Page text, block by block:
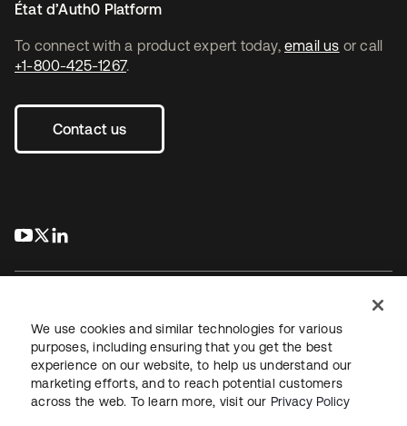
To connect with a product expert today, email us or call
+1-800-425-1267.
Contact us
s’ouvre dans un nouvel onglet
s’ouvre dans un nouvel onglet
État d’Auth0 Platform
JuridiquePolitique de confidentialité
Conditions d’utilisation du siteSécuritéPlan du site
Paramètres des cookies
We use cookies and similar technologies for various
purposes, including ensuring that you get the best
experience on our website, to help us understand our
marketing efforts, and to reach potential customers
across the web. To learn more, visit our Privacy Policy